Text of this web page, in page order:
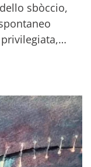
sbòccio,